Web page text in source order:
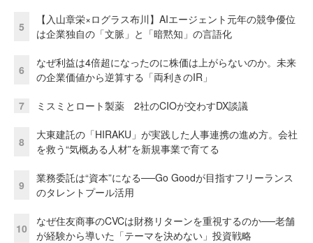
5
【入山章栄×ログラス布川】AIエージェント元年の競争優位
は企業独自の「文脈」と「暗黙知」の言語化
6
なぜ利益は4倍超になったのに株価は上がらないのか。未来
の企業価値から逆算する「両利きのIR」
7 ミスミとロート製薬 2社のCIOが交わすDX談議
8
大東建託の「HIRAKU」が実践した人事連携の進め方。会社
を救う“気概ある人材”を新規事業で育てる
9
業務委託は“資本”になる──Go Goodが目指すフリーランス
のタレントプール活用
10
なぜ住友商事のCVCは財務リターンを重視するのか──老舗
が経験から導いた「テーマを決めない」投資戦略